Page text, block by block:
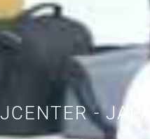
JCENTER -